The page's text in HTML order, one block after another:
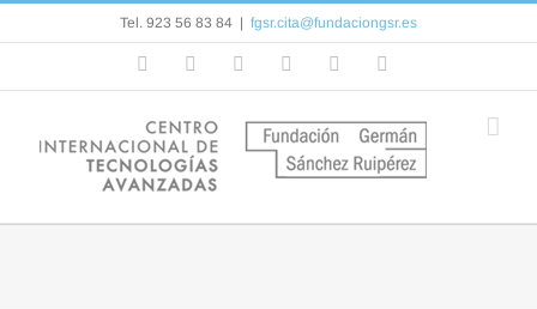
Tel. 923 56 83 84 | fgsr.cita@fundaciongsr.es
FacebookFlickr YouTube